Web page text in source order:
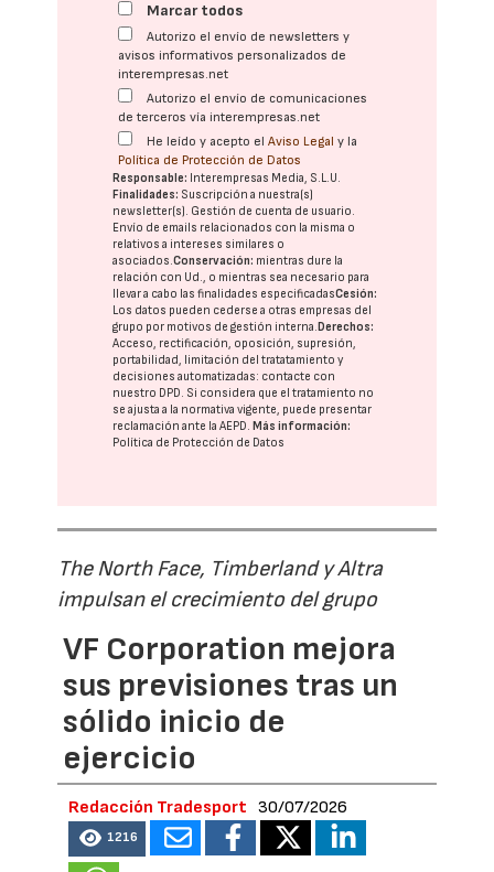
Marcar todos
Autorizo el envío de newsletters y
avisos informativos personalizados de
interempresas.net
Autorizo el envío de comunicaciones
de terceros vía interempresas.net
He leído y acepto elAviso Legal y la
Política de Protección de Datos
Responsable: Interempresas Media, S.L.U.
Finalidades: Suscripción a nuestra(s)
newsletter(s). Gestión de cuenta de usuario.
Envío de emails relacionados con la misma o
relativos a intereses similares o
asociados.Conservación: mientras dure la
relación con Ud., o mientras sea necesario para
llevar a cabo las finalidades especificadasCesión:
Los datos pueden cederse a otras empresas del
grupo por motivos de gestión interna.Derechos:
Acceso, rectificación, oposición, supresión,
portabilidad, limitación del tratatamiento y
decisiones automatizadas: contacte con
nuestro DPD. Si considera que el tratamiento no
se ajusta a la normativa vigente, puede presentar
reclamación ante laAEPD.Más información:
Política de Protección de Datos
The North Face, Timberland y Altra
impulsan el crecimiento del grupo
VF Corporation mejora
sus previsiones tras un
sólido inicio de
ejercicio
Redacción Tradesport 30/07/2026
1216